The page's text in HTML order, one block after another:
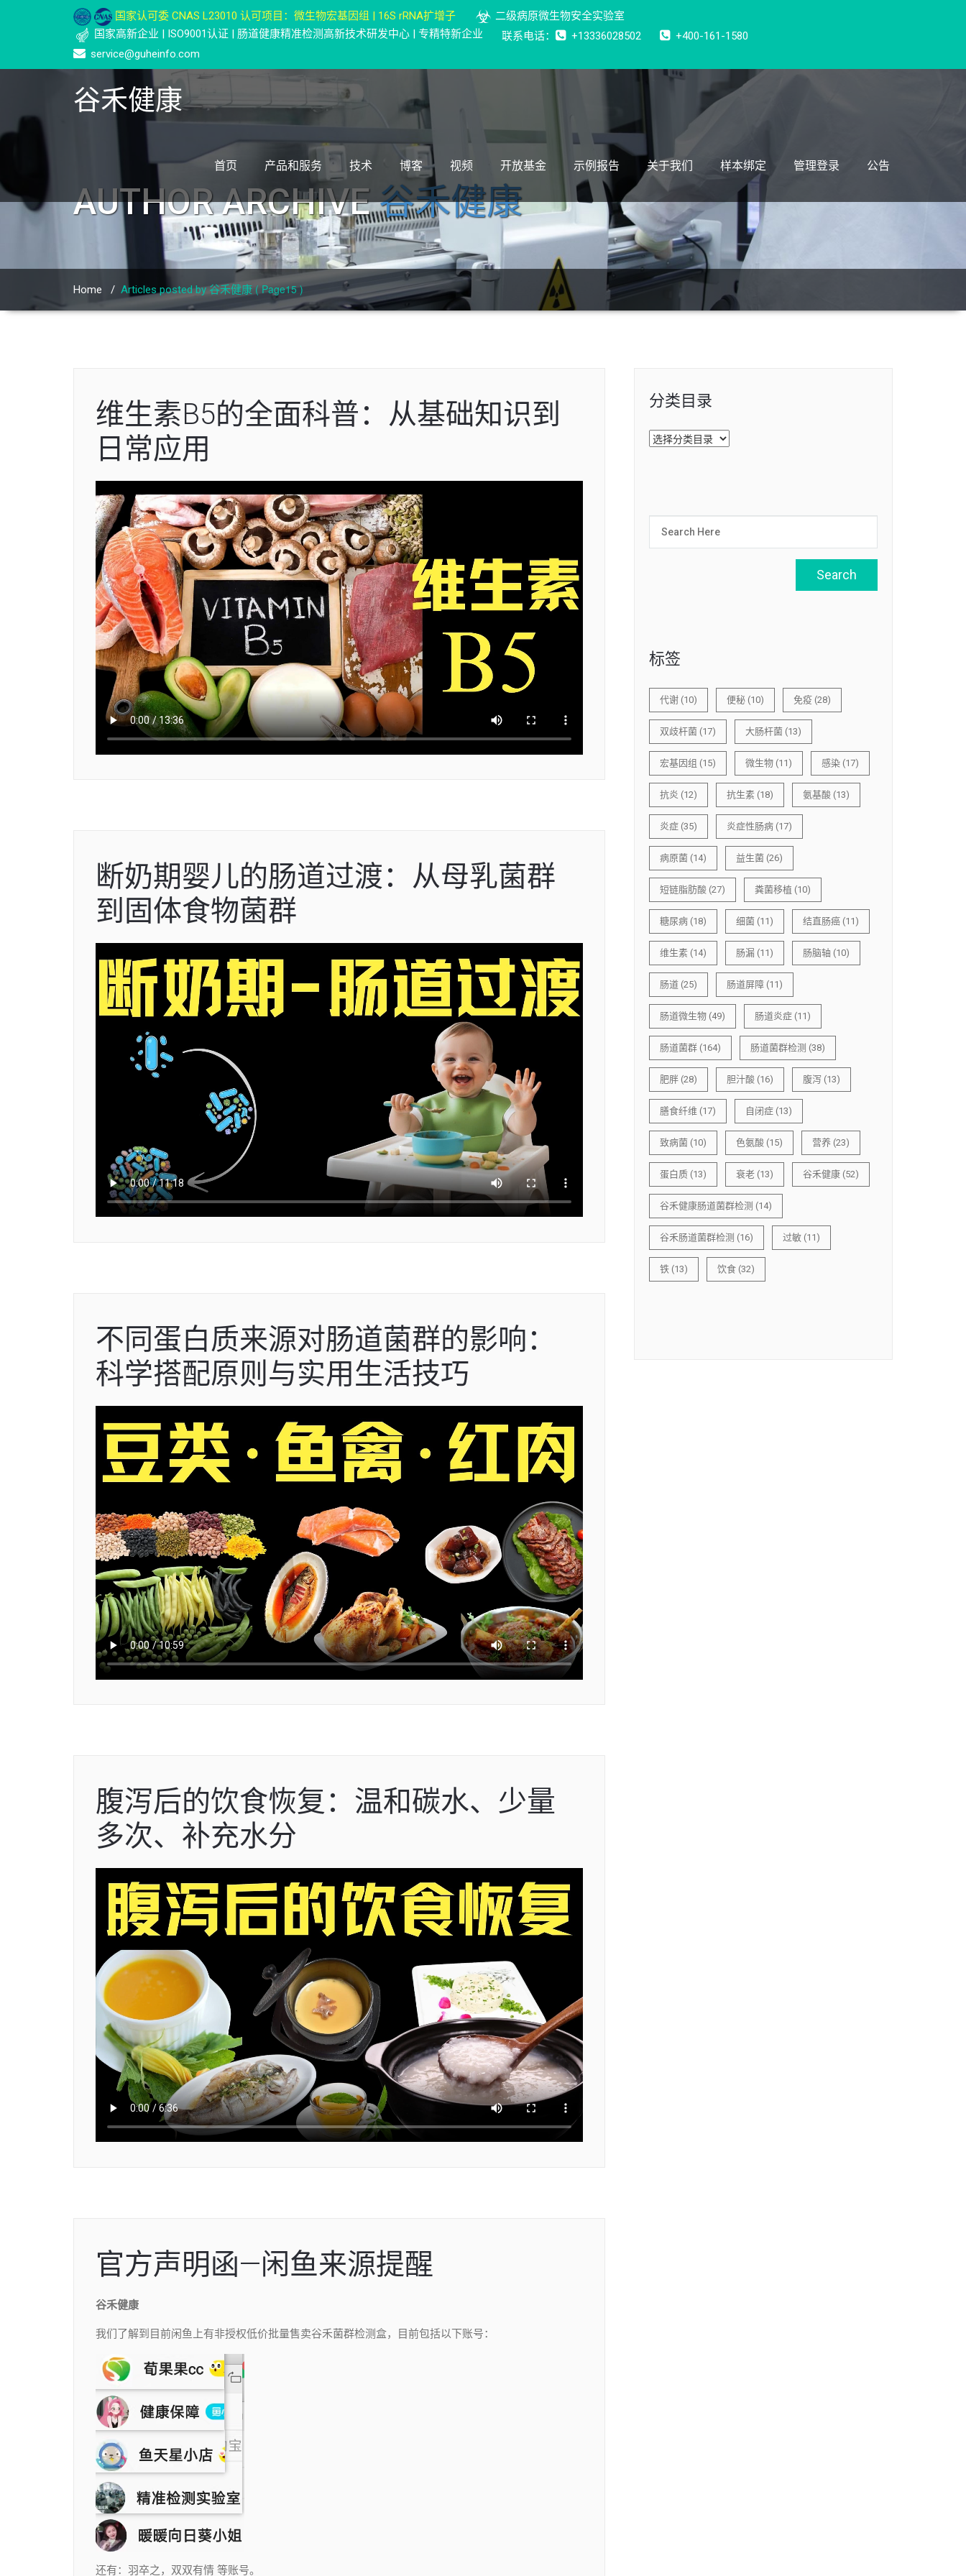
国家认可委 CNAS L23010 认可项目：微生物宏基因组 | 16S rRNA扩增子
二级病原微生物安全实验室
国家高新企业 | ISO9001认证 | 肠道健康精准检测高新技术研发中心 | 专精特新企业
联系电话： +13336028502
+400-161-1580
service@guheinfo.com
谷禾健康
首页 产品和服务 技术 博客 视频 开放基金 示例报告 关于我们 样本绑定 管理登录 公告
AUTHOR ARCHIVE谷禾健康
Home / Articles posted by 谷禾健康 ( Page15 )
维生素B5的全面科普：从基础知识到
日常应用
断奶期婴儿的肠道过渡：从母乳菌群
到固体食物菌群
不同蛋白质来源对肠道菌群的影响：
科学搭配原则与实用生活技巧
腹泻后的饮食恢复：温和碳水、少量
多次、补充水分
官方声明函—闲鱼来源提醒
谷禾健康
我们了解到目前闲鱼上有非授权低价批量售卖谷禾菌群检测盒，目前包括以下账号：
还有：羽卒之，双双有情 等账号。
分类目录
分
类
标签
代谢 (10) 便秘 (10) 免疫 (28)
双歧杆菌 (17) 大肠杆菌 (13)
宏基因组 (15) 微生物 (11) 感染 (17)
抗炎 (12) 抗生素 (18) 氨基酸 (13)
炎症 (35) 炎症性肠病 (17)
病原菌 (14) 益生菌 (26)
短链脂肪酸 (27) 粪菌移植 (10)
糖尿病 (18) 细菌 (11) 结直肠癌 (11)
维生素 (14) 肠漏 (11) 肠脑轴 (10)
肠道 (25) 肠道屏障 (11)
肠道微生物 (49) 肠道炎症 (11)
肠道菌群 (164) 肠道菌群检测 (38)
肥胖 (28) 胆汁酸 (16) 腹泻 (13)
膳食纤维 (17) 自闭症 (13)
致病菌 (10) 色氨酸 (15) 营养 (23)
蛋白质 (13) 衰老 (13) 谷禾健康 (52)
谷禾健康肠道菌群检测 (14)
谷禾肠道菌群检测 (16) 过敏 (11)
铁 (13) 饮食 (32)